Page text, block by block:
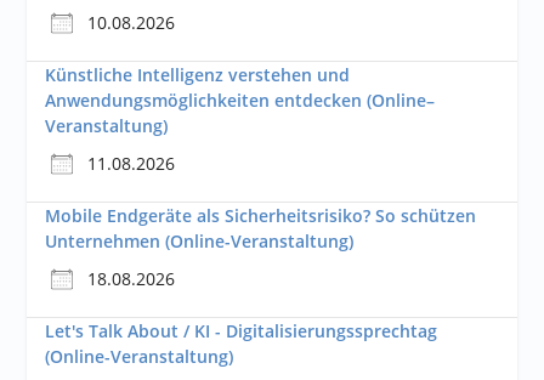
10.08.2026
Künstliche Intelligenz verstehen und
Anwendungsmöglichkeiten entdecken (Online–
Veranstaltung)
11.08.2026
Mobile Endgeräte als Sicherheitsrisiko? So schützen
Unternehmen (Online-Veranstaltung)
18.08.2026
Let's Talk About / KI - Digitalisierungssprechtag
(Online-Veranstaltung)